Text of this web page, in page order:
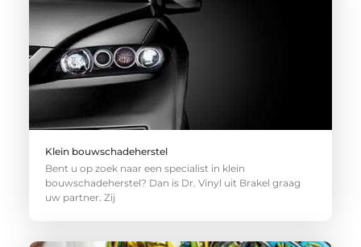
Klein bouwschadeherstel
Bent u op zoek naar een specialist in klein
bouwschadeherstel? Dan is Dr. Vinyl uit Brakel graag
uw partner. Zij